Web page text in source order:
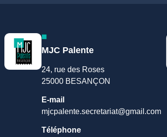
MJC Palente
24, rue des Roses
25000 BESANÇON
E-mail
mjcpalente.secretariat@gmail.com
Téléphone